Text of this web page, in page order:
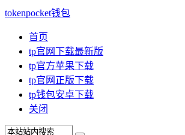
tokenpocket钱包
首页
tp官网下载最新版
tp官方苹果下载
tp官网正版下载
tp钱包安卓下载
关闭